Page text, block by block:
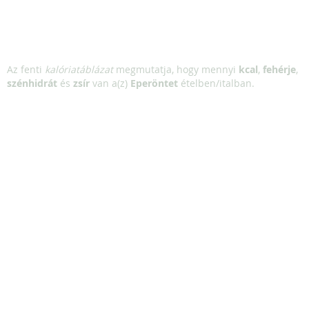
Az fenti kalóriatáblázatmegmutatja, hogy mennyi kcal, fehérje,
szénhidrát és zsír van a(z) Eperöntet ételben/italban.